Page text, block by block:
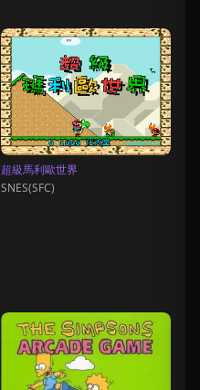
超級馬利歐世界
SNES(SFC)